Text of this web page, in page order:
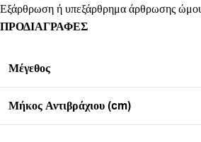
Εξάρθρωση ή υπεξάρθρημα άρθρωσης
ΠΡΟΔΙΑΓΡΑΦΕΣ
Μέγεθος
Μήκος Αντιβράχιου (cm)